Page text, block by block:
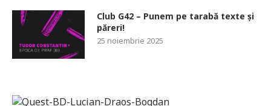
Club G42 – Punem pe tarabă texte și
păreri!
25 noiembrie 2025